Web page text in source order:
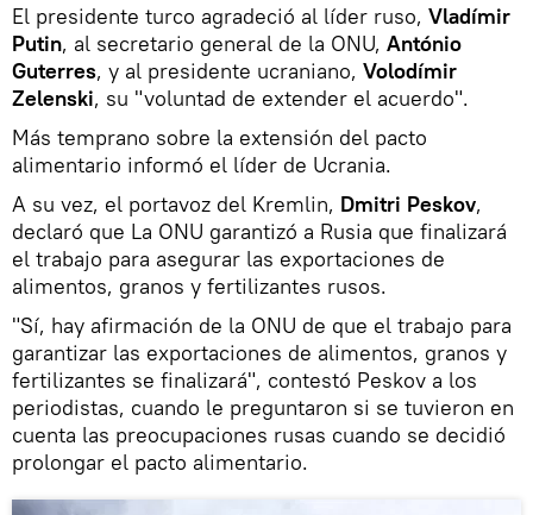
El presidente turco agradeció al líder ruso, Vladímir
Putin, al secretario general de la ONU, António
Guterres, y al presidente ucraniano, Volodímir
Zelenski, su "voluntad de extender el acuerdo".
Más temprano sobre la extensión del pacto
alimentario informó el líder de Ucrania.
A su vez, el portavoz del Kremlin, Dmitri Peskov,
declaró que La ONU garantizó a Rusia que finalizará
el trabajo para asegurar las exportaciones de
alimentos, granos y fertilizantes rusos.
"Sí, hay afirmación de la ONU de que el trabajo para
garantizar las exportaciones de alimentos, granos y
fertilizantes se finalizará", contestó Peskov a los
periodistas, cuando le preguntaron si se tuvieron en
cuenta las preocupaciones rusas cuando se decidió
prolongar el pacto alimentario.